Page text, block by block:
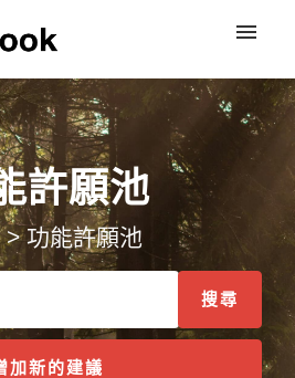
許願池
> 功能許願池
加新的建議